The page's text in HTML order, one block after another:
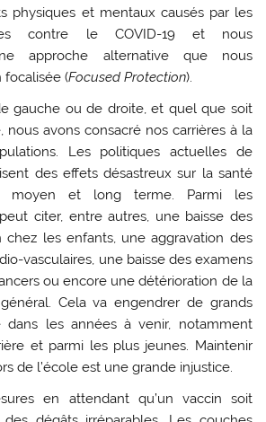
physiques et mentaux causés par les
contre le COVID-19 et nous
approche alternative que nous
focalisée (Focused Protection).
gauche ou de droite, et quel que soit
nous avons consacré nos carrières à la
Les politiques actuelles de
des effets désastreux sur la santé
moyen et long terme. Parmi les
citer, entre autres, une baisse des
chez les enfants, une aggravation des
vasculaires, une baisse des examens
ou encore une détérioration de la
Cela va engendrer de grands
les années à venir, notamment
et parmi les plus jeunes. Maintenir
de l’école est une grande injustice.
en attendant qu’un vaccin soit